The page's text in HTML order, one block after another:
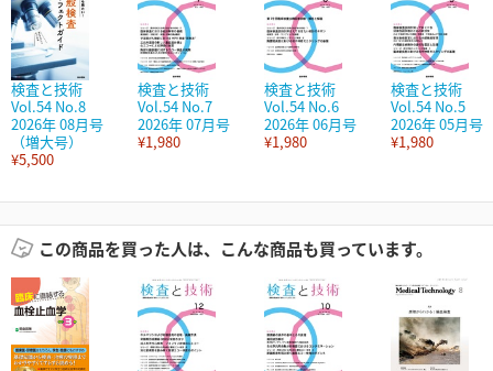
検査と技術
Vol.54 No.8
2026年 08月号
（増大号）
¥5,500
検査と技術
Vol.54 No.7
2026年 07月号
¥1,980
検査と技術
Vol.54 No.6
2026年 06月号
¥1,980
検査と技術
Vol.54 No.5
2026年 05月号
¥1,980
この商品を買った人は、こんな商品も買っています。